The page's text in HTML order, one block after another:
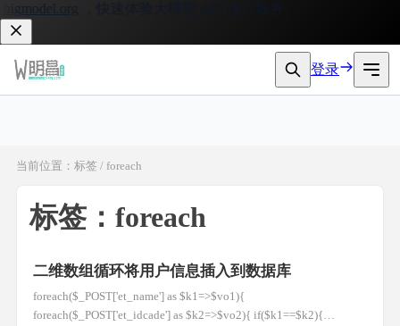
登录
当前位置：标签 / foreach
标签：foreach
二维数组循环将用户信息插入到数据库
foreach($_POST['et_name'] as $k1=>$vo1){
foreach($_POST['et_idcade'] as $k2=>$vo2){ if($k1==$k2){